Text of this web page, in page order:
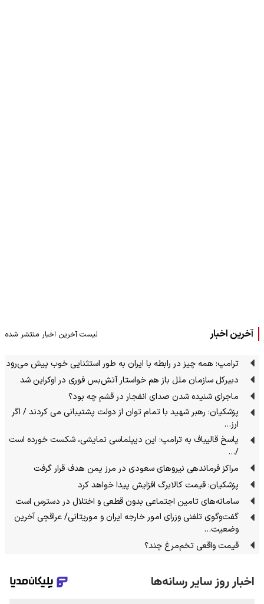
آخرین اخبار لیست آخرین اخبار منتشر شده
ترامپ: همه چیز در رابطه با ایران به طور استثنایی خوب پیش می‌رود
دبیرکل سازمان ملل باز هم خواستار آتش‌بس فوری در اوکراین شد
ماجرای شنیده شدن صدای انفجار در قشم چه بود؟
پزشکیان: رهبر شهید با تمام توان از دولت پشتیبانی می کردند / اگر
ارز…
پاسخ قالیباف به ترامپ: این دیپلماسی نمایشی، شکست خورده است
/…
مراکز فرماندهی نیروهای سعودی در مرز یمن هدف قرار گرفت
پزشکیان: قیمت کالابرگ افزایش پیدا خواهد کرد
سامانه‌های تامین اجتماعی بدون قطعی و اختلال در دسترس است
گفت‌وگوی تلفنی وزرای امور خارجه ایران و موریتانی/ عراقچی آخرین
وضعیت…
قیمت واقعی تخم‌مرغ چند؟